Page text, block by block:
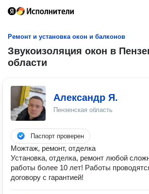
Ремонт и установка окон и балконов
Звукоизоляция окон в
области
Александр Я.
Пензенская область
Паспорт проверен
Можтаж, ремонт, отделка
Установка, отделка, ремонт любой
работы более 10 лет! Работы
договору с гарантией!